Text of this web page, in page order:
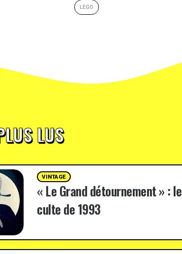
LEGO
LUS
VINTAGE
« Le Grand détournement » :
culte de 1993